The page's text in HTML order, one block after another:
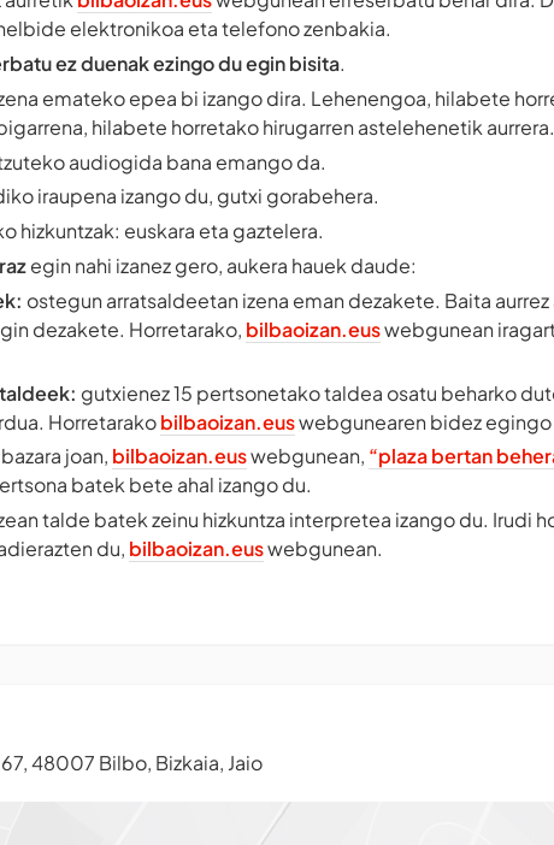
elektronikoa eta telefono zenbakia.
ez duenak ezingo du egin bisita.
emateko epea bi izango dira. Lehenengoa, hilabete
hilabete horretako hirugarren astelehenetik aurrera.
audiogida bana emango da.
iraupena izango du, gutxi gorabehera.
hizkuntzak: euskara eta gaztelera.
egin nahi izanez gero, aukera hauek daude:
ostegun arratsaldeetan izena eman dezakete. Baita
dezakete. Horretarako, bilbaoizan.euswebgunean
gutxienez 15 pertsonetako taldea osatu beharko
Horretarakobilbaoizan.euswebgunearen bidez
joan, bilbaoizan.euswebgunean, “plaza bertan
batek bete ahal izango du.
talde batek zeinu hizkuntza interpretea izango du. Irudi
du, bilbaoizan.euswebgunean.
48007 Bilbo, Bizkaia, Jaio